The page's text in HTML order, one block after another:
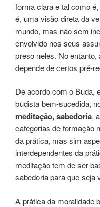
forma clara e tal como
é, uma visão direta da
mundo, mas não sem
envolvido nos seus
preso neles. No
depende de certos pré-
De acordo com o Buda,
budista bem-sucedida,
meditação, sabedoria, a
categorias de formação
da prática, mas sim
interdependentes da
meditação tem de ser
sabedoria para que seja
A prática da moralidade